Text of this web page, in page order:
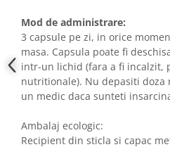
Mod de administrare:
3 capsule pe zi, in orice
masa. Capsula poate fi
intr-un lichid (fara a fi incalzit,
nutritionale). Nu depasiti doza
un medic daca sunteti
Ambalaj ecologic:
Recipient din sticla si capac